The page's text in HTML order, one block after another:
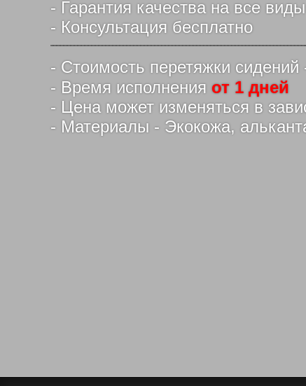
- Гарантия качества на все
- Консультация бесплатно
- Стоимость перетяжки сидений
- Время исполнения от 1 дней
- Цена может изменяться в
- Материалы - Экокожа,